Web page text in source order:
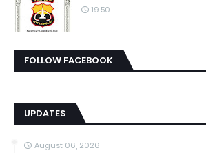
19.50
FOLLOW FACEBOOK
UPDATES
August 06, 2026